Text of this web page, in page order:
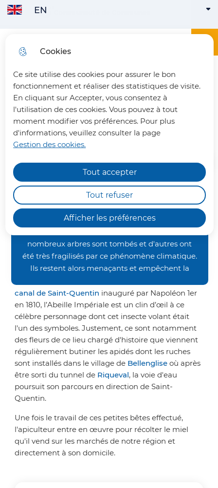
Cookies
Ce site utilise des cookies pour assurer le bon
fonctionnement et réaliser des statistiques de visite.
En cliquant sur Accepter, vous consentez à
l'utilisation de ces cookies. Vous pouvez à tout
moment modifier vos préférences. Pour plus
d'informations, veuillez consulter la page
Gestion des cookies.
Afficher les préférences
Tout accepter
Tout refuser
Skip to
fermer
Chemins de randonnée
impraticables
Nous vous informons qu'en raison des dégâts
occasionnés par les orages de la fin juin, nos
nombreux arbres sont tombés et d'autres ont
été très fragilisés par ce phénomène climatique.
Ils restent alors menaçants et empêchent la
Nous vous demandons donc un peu de patience
avant de retrouver nos sentiers dans un meilleur
état. Merci de votre compréhension.
Office du tourisme du Pays du Vermandois
Main menu
EN
ENGLISH
L’Abeille Impériale
Apiculteur à Bellenglise, Éric vous
propose du miel produit dans une
région qui a vu passer l'Empereur
Napoléon !
À quelques kilomètres au sud du site de Riqueval,
canal de Saint-Quentin inauguré par Napoléon 1er
en 1810, l’Abeille Impériale est un clin d’œil à ce
célèbre personnage dont cet insecte volant était
l'un des symboles. Justement, ce sont notamment
des fleurs de ce lieu chargé d'histoire que viennent
régulièrement butiner les apidés dont les ruches
sont installés dans le village de Bellenglise où après
être sorti du tunnel de Riqueval, la voie d'eau
poursuit son parcours en direction de Saint-
Quentin.
Une fois le travail de ces petites bêtes effectué,
l'apiculteur entre en œuvre pour récolter le miel
qu'il vend sur les marchés de notre région et
directement à son domicile.